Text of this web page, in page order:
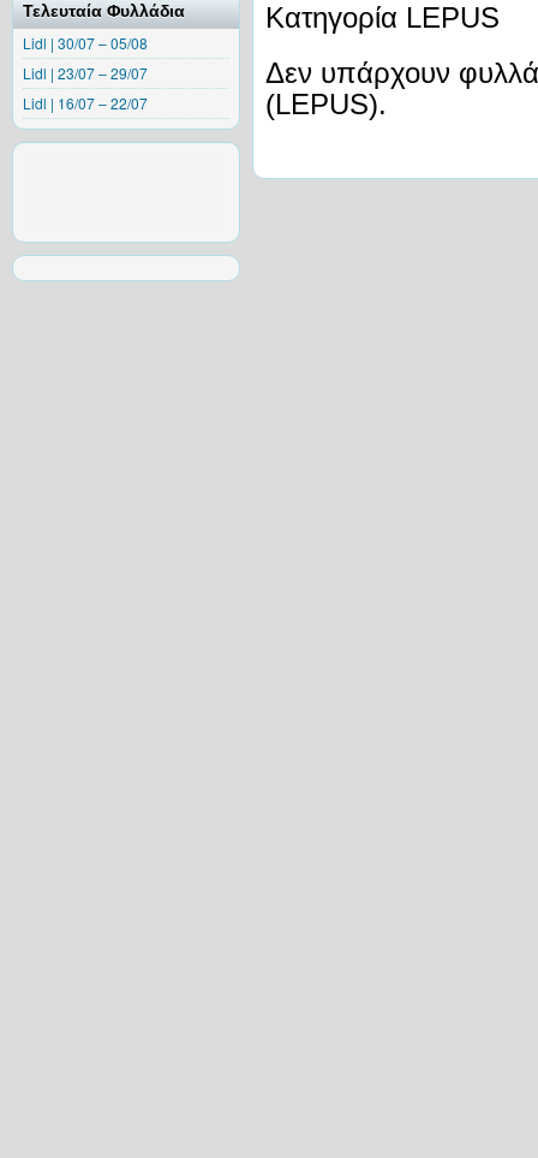
Τελευταία Φυλλάδια
Lidl | 30/07 – 05/08
Lidl | 23/07 – 29/07
Lidl | 16/07 – 22/07
Κατηγορία LEPUS
Δεν υπάρχουν
(LEPUS).